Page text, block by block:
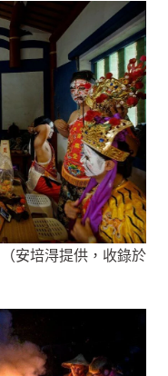
安培淂提供，收錄於